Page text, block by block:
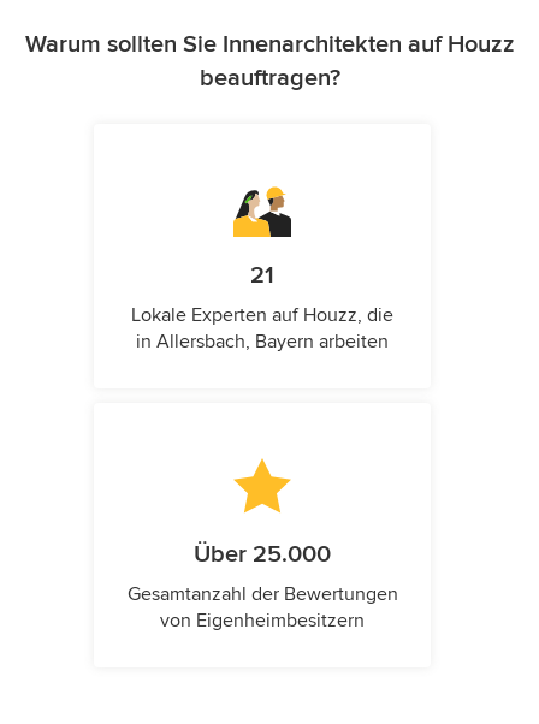
Warum sollten Sie Innenarchitekten auf Houzz
beauftragen?
21
Lokale Experten auf Houzz, die
in Allersbach, Bayern arbeiten
Über 25.000
Gesamtanzahl der Bewertungen
von Eigenheimbesitzern